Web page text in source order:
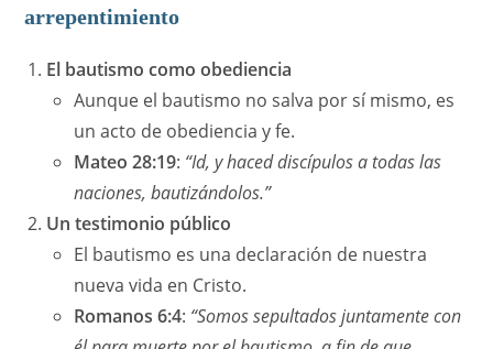
arrepentimiento
El bautismo como obediencia
Aunque el bautismo no salva por sí mismo, es
un acto de obediencia y fe.
Mateo 28:19: “Id, y haced discípulos a todas las
naciones, bautizándolos.”
Un testimonio público
El bautismo es una declaración de nuestra
nueva vida en Cristo.
Romanos 6:4: “Somos sepultados juntamente con